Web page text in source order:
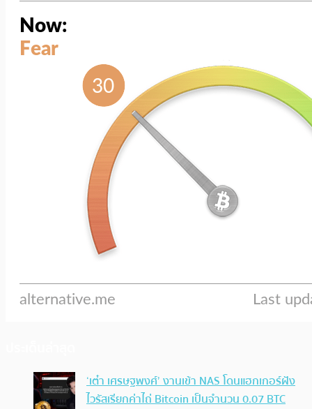
‘เต๋า เศรษฐพงศ์’ งานเข้า NAS โดนแฮกเกอร์ฝัง
ไวรัสเรียกค่าไถ่ Bitcoin เป็นจำนวน 0.07 BTC